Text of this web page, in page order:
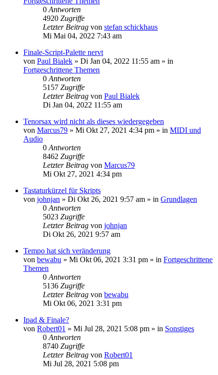
0 Antworten
4920 Zugriffe
Letzter Beitrag von stefan schickhaus
Mi Mai 04, 2022 7:43 am
Finale-Script-Palette nervt
von Paul Bialek » Di Jan 04, 2022 11:55 am » in
Fortgeschrittene Themen
0 Antworten
5157 Zugriffe
Letzter Beitrag von Paul Bialek
Di Jan 04, 2022 11:55 am
Tenorsax wird nicht als dieses wiedergegeben
von Marcus79 » Mi Okt 27, 2021 4:34 pm » in MIDI und
Audio
0 Antworten
8462 Zugriffe
Letzter Beitrag von Marcus79
Mi Okt 27, 2021 4:34 pm
Tastaturkürzel für Skripts
von johnjan » Di Okt 26, 2021 9:57 am » in Grundlagen
0 Antworten
5023 Zugriffe
Letzter Beitrag von johnjan
Di Okt 26, 2021 9:57 am
Tempo hat sich veränderung
von bewabu » Mi Okt 06, 2021 3:31 pm » in Fortgeschrittene
Themen
0 Antworten
5136 Zugriffe
Letzter Beitrag von bewabu
Mi Okt 06, 2021 3:31 pm
Ipad & Finale?
von Robert01 » Mi Jul 28, 2021 5:08 pm » in Sonstiges
0 Antworten
8740 Zugriffe
Letzter Beitrag von Robert01
Mi Jul 28, 2021 5:08 pm